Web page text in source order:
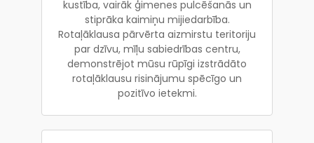
kustība, vairāk ģimenes pulcēšanās un
stiprāka kaimiņu mijiedarbība.
Rotaļāklausa pārvērta aizmirstu teritoriju
par dzīvu, mīļu sabiedrības centru,
demonstrējot mūsu rūpīgi izstrādāto
rotaļāklausu risinājumu spēcīgo un
pozitīvo ietekmi.